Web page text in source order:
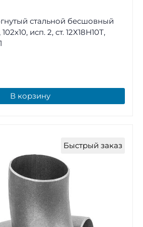
стальной бесшовный
исп. 2, ст. 12Х18Н10Т,
В корзину
Быстрый заказ